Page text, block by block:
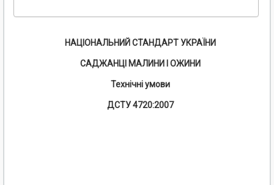
НАЦІОНАЛЬНИЙ СТАНДАРТ УКРАЇНИ
САДЖАНЦІ МАЛИНИ І ОЖИНИ
Технічні умови
ДСТУ 4720:2007